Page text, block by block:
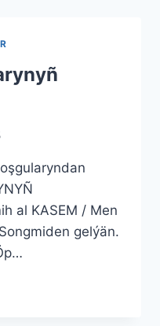
al KASEM / Men
gelýän.